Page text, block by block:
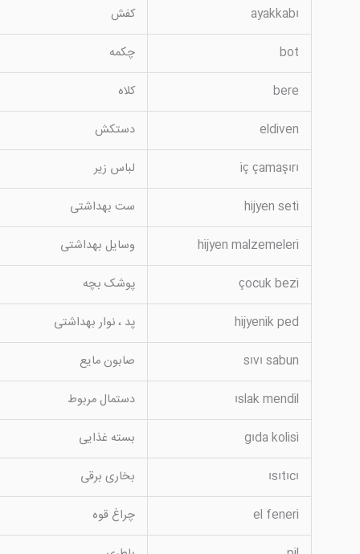
ayakkabı
کفش
bot
چکمه
bere
کلاه
eldiven
دستکش
iç çamaşırı
لباس زیر
hijyen seti
ست بهداشتی
hijyen malzemeleri
وسایل بهداشتی
çocuk bezi
پوشک بچه
hijyenik ped
پد ، نوار بهداشتی
sıvı sabun
صابون مایع
ıslak mendil
دستمال مربوط
gıda kolisi
بسته غذایی
ısıtıcı
بخاری برقی
el feneri
چراغ قوه